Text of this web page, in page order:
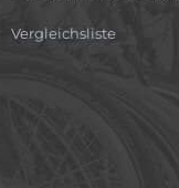
Vergleichsliste